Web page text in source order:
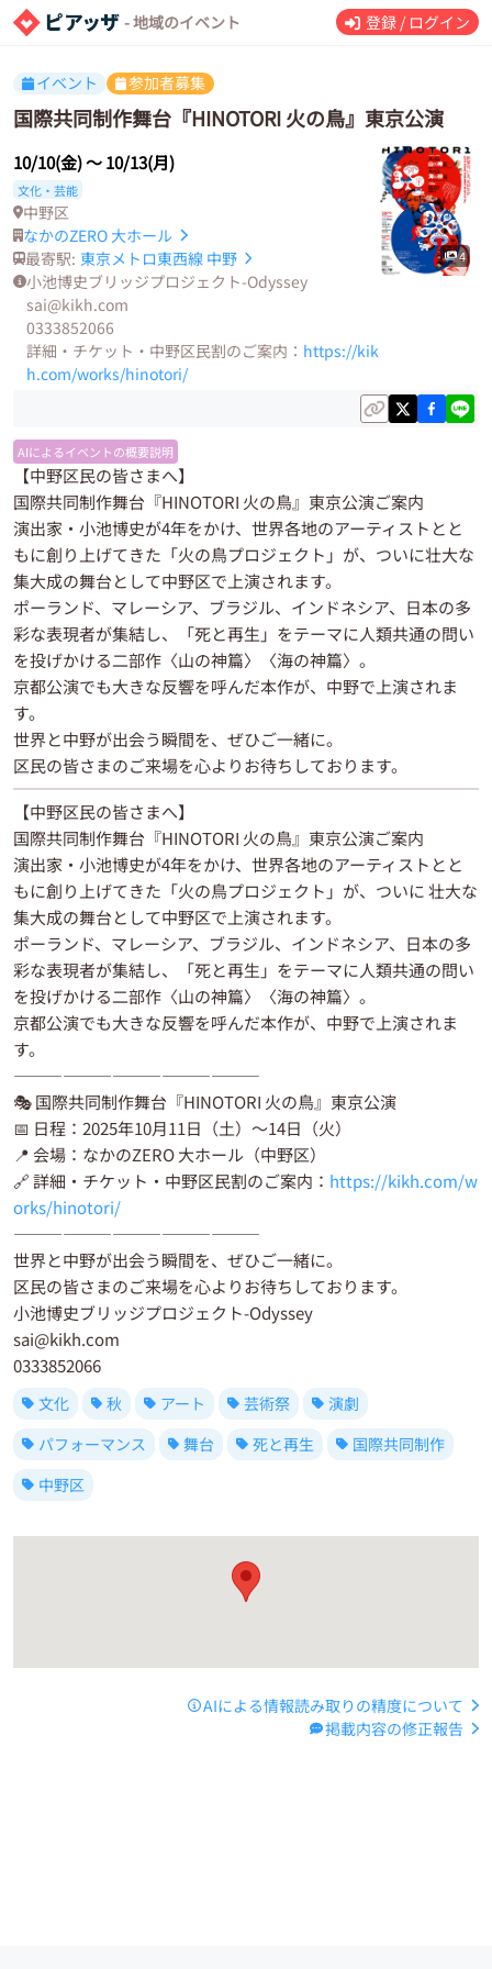
- 地域のイベント 登録 / ログイン
イベント 参加者募集
国際共同制作舞台『HINOTORI 火の鳥』東京公演
10/10(金)〜10/13(月)
文化・芸能
中野区
なかのZERO 大ホール
最寄駅: 東京メトロ東西線 中野
小池博史ブリッジプロジェクト-Odyssey
sai@kikh.com
0333852066
詳細・チケット・中野区民割のご案内： https://kik
h.com/works/hinotori/
4
AIによるイベントの概要説明
【中野区民の皆さまへ】
国際共同制作舞台『HINOTORI 火の鳥』東京公演ご案内
演出家・小池博史が4年をかけ、世界各地のアーティストとと
もに創り上げてきた「火の鳥プロジェクト」が、ついに壮大な
集大成の舞台として中野区で上演されます。
ポーランド、マレーシア、ブラジル、インドネシア、日本の多
彩な表現者が集結し、「死と再生」をテーマに人類共通の問い
を投げかける二部作〈山の神篇〉〈海の神篇〉。
京都公演でも大きな反響を呼んだ本作が、中野で上演されま
す。
世界と中野が出会う瞬間を、ぜひご一緒に。
区民の皆さまのご来場を心よりお待ちしております。
【中野区民の皆さまへ】
国際共同制作舞台『HINOTORI 火の鳥』東京公演ご案内
演出家・小池博史が4年をかけ、世界各地のアーティストとと
もに創り上げてきた「火の鳥プロジェクト」が、ついに 壮大な
集大成の舞台として中野区で上演されます。
ポーランド、マレーシア、ブラジル、インドネシア、日本の多
彩な表現者が集結し、「死と再生」をテーマに人類共通の問い
を投げかける二部作〈山の神篇〉〈海の神篇〉。
京都公演でも大きな反響を呼んだ本作が、中野で上演されま
す。
―――――――――――――――
🎭 国際共同制作舞台『HINOTORI 火の鳥』東京公演
📅 日程：2025年10月11日（土）～14日（火）
📍 会場：なかのZERO 大ホール（中野区）
🔗 詳細・チケット・中野区民割のご案内： https://kikh.com/w
orks/hinotori/
―――――――――――――――
世界と中野が出会う瞬間を、ぜひご一緒に。
区民の皆さまのご来場を心よりお待ちしております。
小池博史ブリッジプロジェクト-Odyssey
sai@kikh.com
0333852066
文化 秋 アート 芸術祭
演劇
パフォーマンス
舞台 死と再生
国際共同制作
中野区
AIによる情報読み取りの精度について
掲載内容の修正報告